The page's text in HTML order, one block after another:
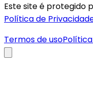
Este site é protegido
Política de
Termos de uso